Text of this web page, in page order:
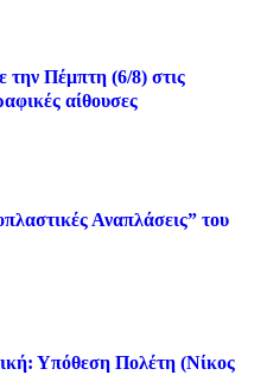
την Πέμπτη (6/8) στις
αίθουσες
Αναπλάσεις” του
Υπόθεση Πολέτη (Νίκος